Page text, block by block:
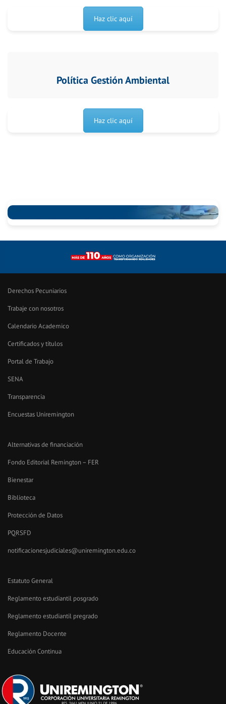
Haz clic aquí
Política Gestión Ambiental
Haz clic aquí
Derechos Pecuniarios
Trabaje con nosotros
Calendario Academico
Certificados y títulos
Portal de Trabajo
SENA
Transparencia
Encuestas Uniremington
Alternativas de financiación
Fondo Editorial Remington – FER
Bienestar
Biblioteca
Protección de Datos
PQRSFD
notificacionesjudiciales@uniremington.edu.co
Estatuto General
Reglamento estudiantil posgrado
Reglamento estudiantil pregrado
Reglamento Docente
Educación Continua